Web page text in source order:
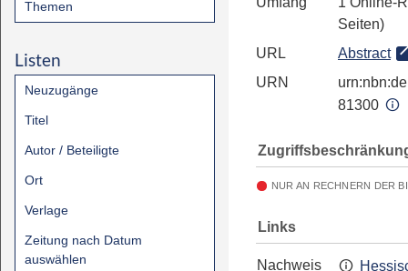
Themen
Listen
Neuzugänge
Titel
Autor / Beteiligte
Ort
Verlage
Zeitung nach Datum
auswählen
Seiten)
URL
Abstract
URN
81300
NUR AN RECHNERN DER
Links
Nachweis